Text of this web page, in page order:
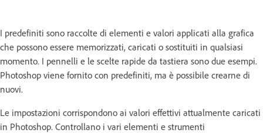
I predefiniti sono raccolte di elementi e valori applicati alla grafica
che possono essere memorizzati, caricati o sostituiti in qualsiasi
momento. I pennelli e le scelte rapide da tastiera sono due esempi.
Photoshop viene fornito con predefiniti, ma è possibile crearne di
nuovi.
Le impostazioni corrispondono ai valori effettivi attualmente caricati
in Photoshop. Controllano i vari elementi e strumenti